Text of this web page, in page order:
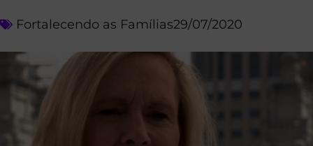
Fortalecendo as Famílias29/07/2020